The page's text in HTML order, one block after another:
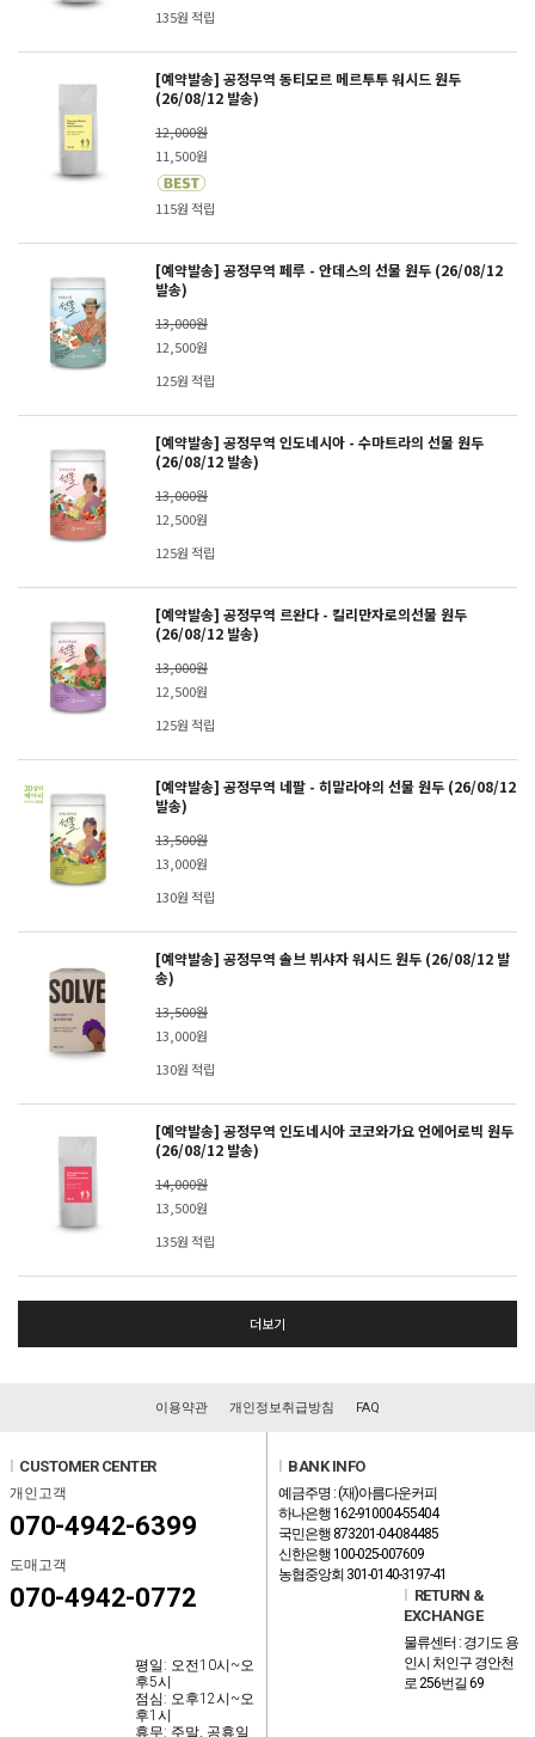
135원 적립
[예약발송] 공정무역 동티모르 메르투투 워시드 원두
(26/08/12 발송)
12,000원
11,500원
115원 적립
[예약발송] 공정무역 페루 - 안데스의 선물 원두 (26/08/12
발송)
13,000원
12,500원
125원 적립
[예약발송] 공정무역 인도네시아 - 수마트라의 선물 원두
(26/08/12 발송)
13,000원
12,500원
125원 적립
[예약발송] 공정무역 르완다 - 킬리만자로의선물 원두
(26/08/12 발송)
13,000원
12,500원
125원 적립
[예약발송] 공정무역 네팔 - 히말라야의 선물 원두 (26/08/12
발송)
13,500원
13,000원
130원 적립
[예약발송] 공정무역 솔브 뷔샤자 워시드 원두 (26/08/12 발
송)
13,500원
13,000원
130원 적립
[예약발송] 공정무역 인도네시아 코코와가요 언에어로빅 원두
(26/08/12 발송)
14,000원
13,500원
135원 적립
더보기
이용약관 개인정보취급방침 FAQ
CUSTOMER CENTER
개인고객
070-4942-6399
도매고객
070-4942-0772
평일: 오전10시~오
후5시
점심: 오후12시~오
후1시
휴무: 주말, 공휴일
BANK INFO
예금주명 : (재)아름다운커피
하나은행 162-910004-55404
국민은행 873201-04-084485
신한은행 100-025-007609
농협중앙회 301-0140-3197-41
RETURN &
EXCHANGE
물류센터 : 경기도 용
인시 처인구 경안천
로 256번길 69